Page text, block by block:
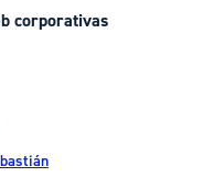
corporativas